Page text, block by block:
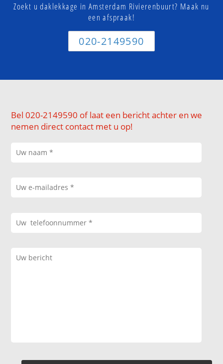
Zoekt u daklekkage in Amsterdam Rivierenbuurt? Maak nu
een afspraak!
020-2149590
Bel 020-2149590 of laat een bericht achter en we
nemen direct contact met u op!